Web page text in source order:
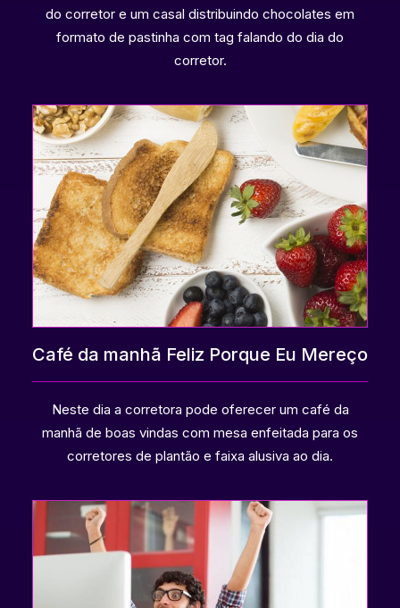
do corretor e um casal distribuindo chocolates em
formato de pastinha com tag falando do dia do
corretor.
Café da manhã Feliz Porque Eu Mereço
Neste dia a corretora pode oferecer um café da
manhã de boas vindas com mesa enfeitada para os
corretores de plantão e faixa alusiva ao dia.